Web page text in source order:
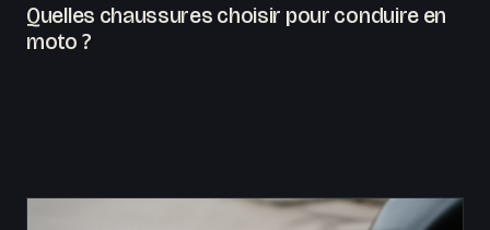
Quelles chaussures choisir pour conduire en
moto ?